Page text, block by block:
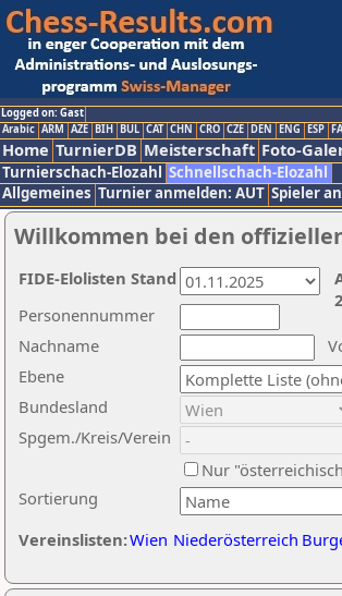
Logged on: Gast
Arabic ARM AZE BIH BUL CAT CHN CRO CZE DEN ENG ESP
Home TurnierDB Meisterschaft Foto-
Turnierschach-Elozahl Schnellschach-Elozahl
Allgemeines Turnier anmelden: AUT Spieler
Willkommen bei den
Nachname
Ebene
Sortierung
Personennummer
Bundesland
Spgem./Kreis/Verein
Nur
Vereinslisten:Wien Niederösterreich
FIDE-Elolisten Stand